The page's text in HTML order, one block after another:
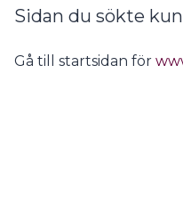
Sidan du sökte
Gå till startsidan för